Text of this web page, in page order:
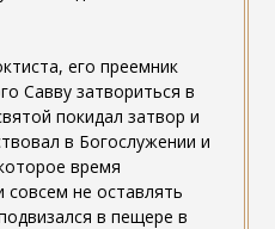
его преемник
Савву затвориться в
покидал затвор и
в Богослужении и
время
не оставлять
в пещере в